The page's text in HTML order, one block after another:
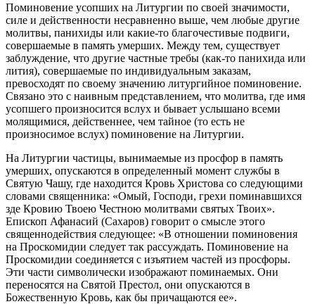
Поминовение усопших на Литургии по своей значимости,
силе и действенности несравненно выше, чем любые другие
молитвы, панихиды или какие-то благочестивые подвиги,
совершаемые в память умерших. Между тем, существует
заблуждение, что другие частные требы (как-то панихида или
лития), совершаемые по индивидуальным заказам,
превосходят по своему значению литургийное поминовение.
Связано это с наивным представлением, что молитва, где имя
усопшего произносится вслух и бывает услышано всеми
молящимися, действеннее, чем тайное (то есть не
произносимое вслух) поминовение на Литургии.
На Литургии частицы, вынимаемые из просфор в память
умерших, опускаются в определенный момент службы в
Святую Чашу, где находится Кровь Христова со следующими
словами священника: «Омый, Господи, грехи поминавшихся
зде Кровию Твоею Честною молитвами святых Твоих».
Епископ Афанасий (Сахаров) говорит о смысле этого
священнодействия следующее: «В отношении поминовения
на Проскомидии следует так рассуждать. Поминовение на
Проскомидии соединяется с изъятием частей из просфоры.
Эти части символически изображают поминаемых. Они
переносятся на Святой Престол, они опускаются в
Божественную Кровь, как бы причащаются ее».